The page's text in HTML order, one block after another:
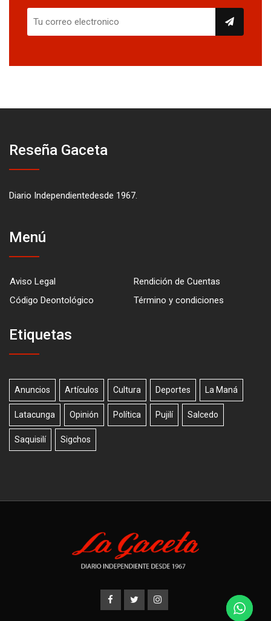
Reseña Gaceta
Diario Independientedesde 1967.
Menú
Aviso Legal
Rendición de Cuentas
Código Deontológico
Término y condiciones
Etiquetas
Anuncios Artículos Cultura Deportes La Maná
Latacunga Opinión Política Pujilí Salcedo
Saquisilí Sigchos